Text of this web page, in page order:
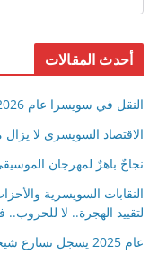
أحدث المقالات
النقل في سويسرا عام 2026 بالأرقام: سيارات أكثر… وانبعاثات أقل.. !
الاقتصاد السويسري لا يزال
نجاحٌ باهرٌ لمهرجان
النقابات السويسرية
لتقييد الهجرة.. لا
عام 2025 يسجل تسارع شيخوخة السكان في سويسرا